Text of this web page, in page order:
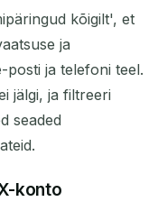
kõigilt', et
ja
posti ja telefoni teel.
jälgi, ja filtreeri
seaded
konto